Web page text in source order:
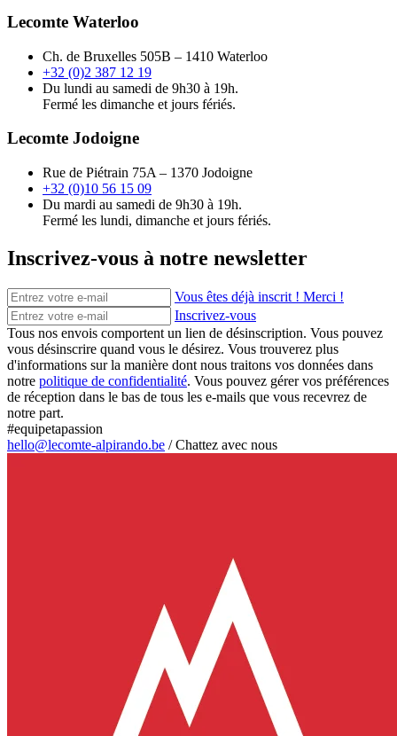
Lecomte Waterloo
Ch. de Bruxelles 505B – 1410 Waterloo
+32 (0)2 387 12 19
Du lundi au samedi de 9h30 à 19h.
Fermé les dimanche et jours fériés.
Lecomte Jodoigne
Rue de Piétrain 75A – 1370 Jodoigne
+32 (0)10 56 15 09
Du mardi au samedi de 9h30 à 19h.
Fermé les lundi, dimanche et jours fériés.
Inscrivez-vous à notre newsletter
Vous êtes déjà inscrit ! Merci !
Inscrivez-vous
Tous nos envois comportent un lien de désinscription. Vous pouvez
vous désinscrire quand vous le désirez. Vous trouverez plus
d'informations sur la manière dont nous traitons vos données dans
notre politique de confidentialité. Vous pouvez gérer vos préférences
de réception dans le bas de tous les e-mails que vous recevrez de
notre part.
#equipetapassion
hello@lecomte-alpirando.be /Chattez avec nous